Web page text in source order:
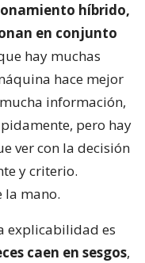
híbrido,
en conjunto
hay muchas
hace mejor
información,
pero hay
ver con la decisión
y criterio.
la mano.
explicabilidad es
caen en sesgos,